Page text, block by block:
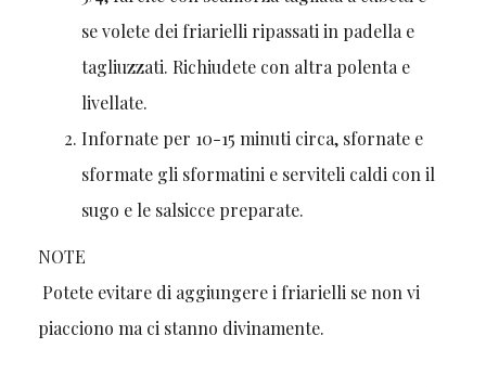
se volete dei friarielli ripassati in padella e
tagliuzzati. Richiudete con altra polenta e
livellate.
Infornate per 10-15 minuti circa, sfornate e
sformate gli sformatini e serviteli caldi con il
sugo e le salsicce preparate.
NOTE
Potete evitare di aggiungere i friarielli se non vi
piacciono ma ci stanno divinamente.